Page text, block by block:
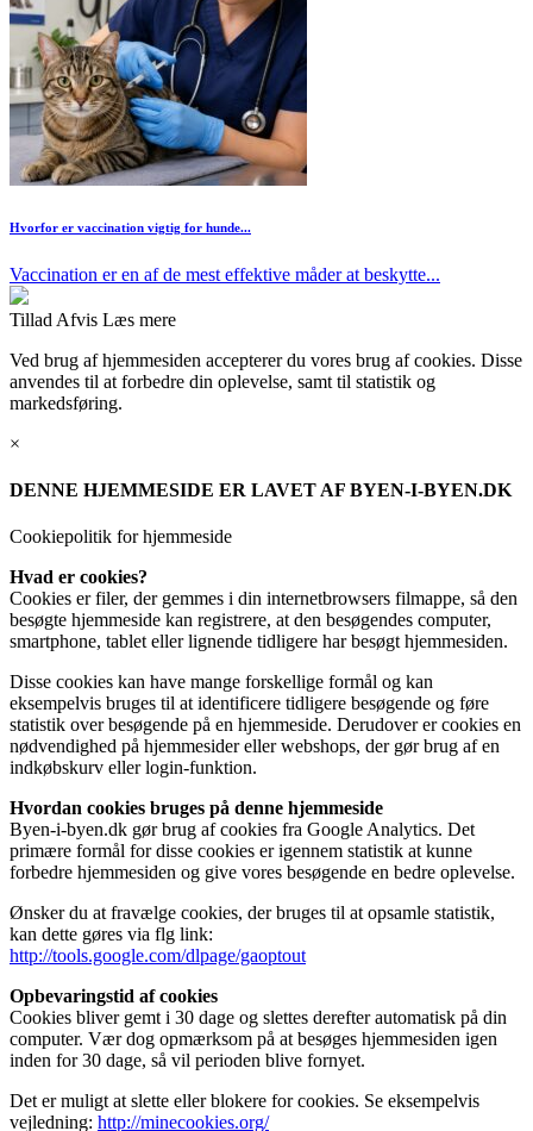
Hvorfor er vaccination vigtig for hunde...
Vaccination er en af de mest effektive måder at beskytte...
Tillad Afvis Læs mere
Ved brug af hjemmesiden accepterer du vores brug af cookies. Disse
anvendes til at forbedre din oplevelse, samt til statistik og
markedsføring.
×
DENNE HJEMMESIDE ER LAVET AF BYEN-I-BYEN.DK
Cookiepolitik for hjemmeside
Hvad er cookies?
Cookies er filer, der gemmes i din internetbrowsers filmappe, så den
besøgte hjemmeside kan registrere, at den besøgendes computer,
smartphone, tablet eller lignende tidligere har besøgt hjemmesiden.
Disse cookies kan have mange forskellige formål og kan
eksempelvis bruges til at identificere tidligere besøgende og føre
statistik over besøgende på en hjemmeside. Derudover er cookies en
nødvendighed på hjemmesider eller webshops, der gør brug af en
indkøbskurv eller login-funktion.
Hvordan cookies bruges på denne hjemmeside
Byen-i-byen.dk gør brug af cookies fra Google Analytics. Det
primære formål for disse cookies er igennem statistik at kunne
forbedre hjemmesiden og give vores besøgende en bedre oplevelse.
Ønsker du at fravælge cookies, der bruges til at opsamle statistik,
kan dette gøres via flg link:
http://tools.google.com/dlpage/gaoptout
Opbevaringstid af cookies
Cookies bliver gemt i 30 dage og slettes derefter automatisk på din
computer. Vær dog opmærksom på at besøges hjemmesiden igen
inden for 30 dage, så vil perioden blive fornyet.
Det er muligt at slette eller blokere for cookies. Se eksempelvis
vejledning: http://minecookies.org/